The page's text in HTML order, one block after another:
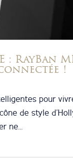
: RayBan
!
pour
de style
ne...